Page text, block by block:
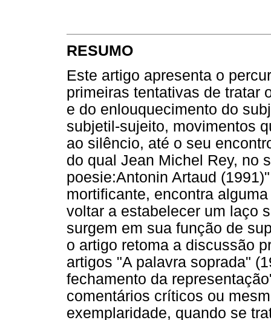
RESUMO
Este artigo apresenta o
primeiras tentativas de tratar
e do enlouquecimento do
subjetil-sujeito, movimentos
ao silêncio, até o seu
do qual Jean Michel Rey, no
poesie:Antonin Artaud
mortificante, encontra
voltar a estabelecer um laço
surgem em sua função de
o artigo retoma a discussão
artigos "A palavra soprada"
fechamento da
comentários críticos ou
exemplaridade, quando se